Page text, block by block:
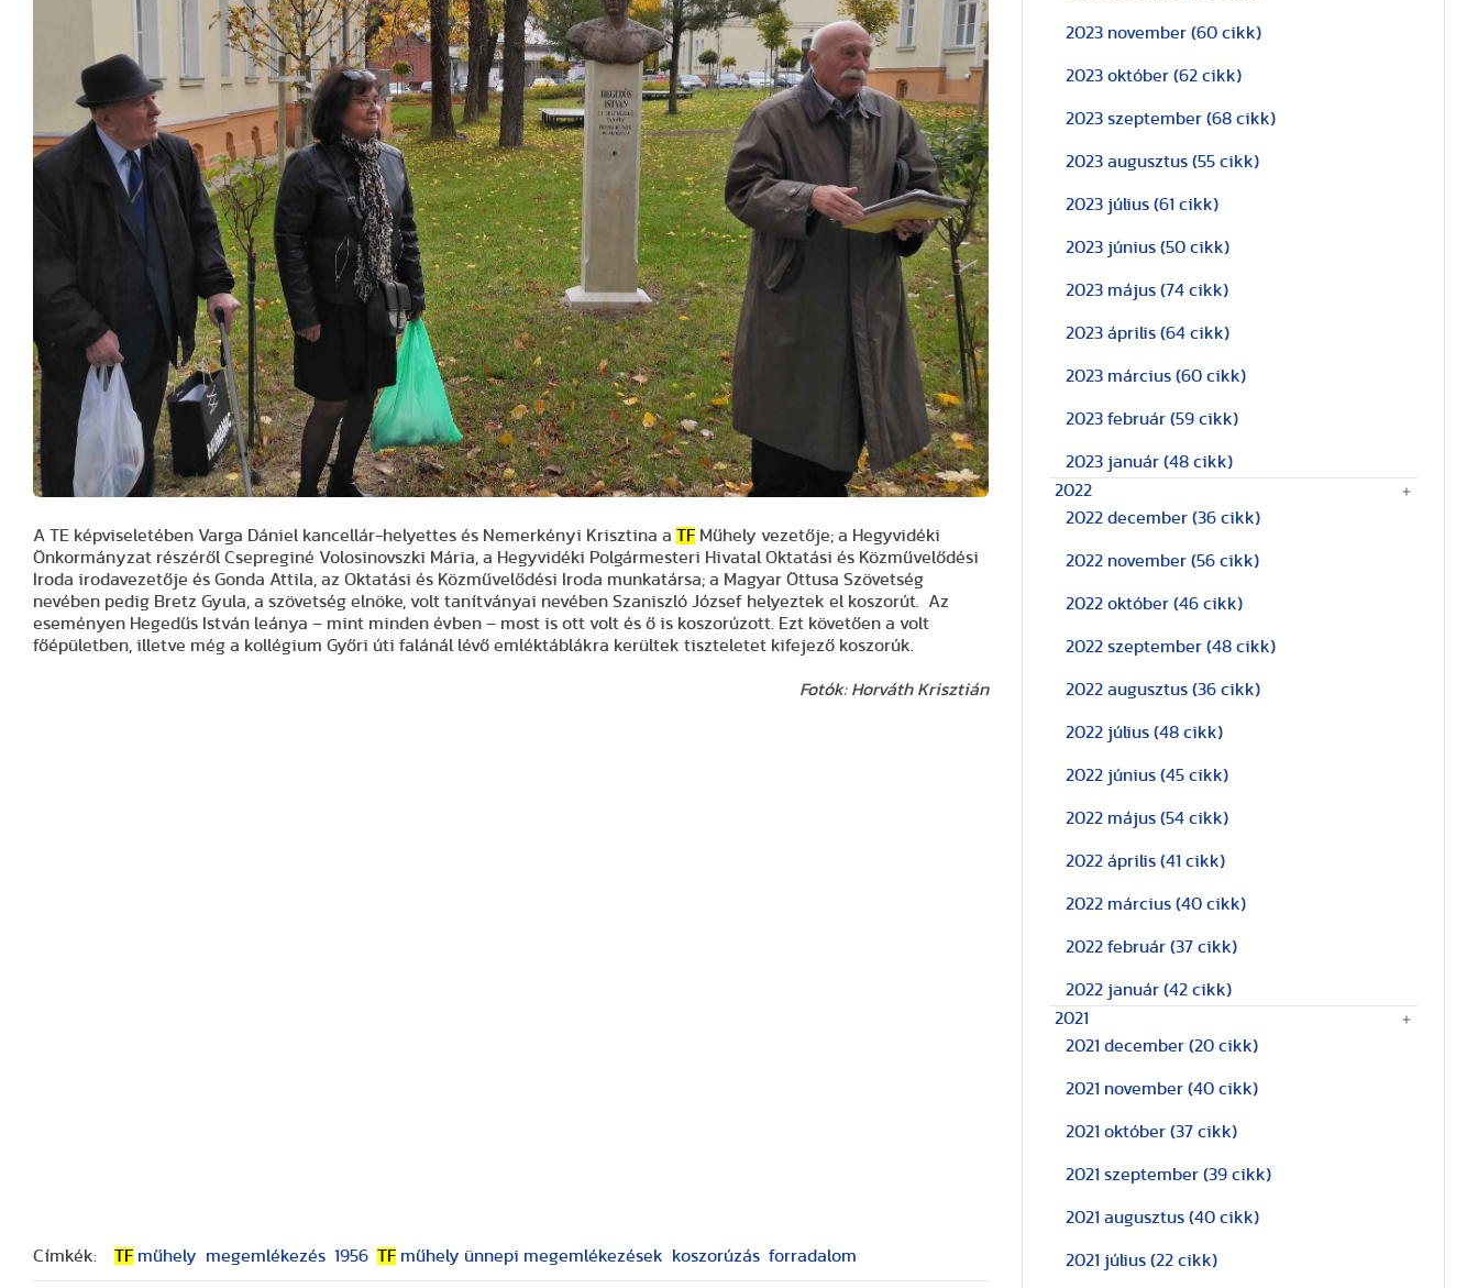
A TE képviseletében Varga Dániel kancellár-helyettes és Nemerkényi Krisztina a TF Műhely vezetője; a Hegyvidéki
Önkormányzat részéről Csepreginé Volosinovszki Mária, a Hegyvidéki Polgármesteri Hivatal Oktatási és Közművelődési
Iroda irodavezetője és Gonda Attila, az Oktatási és Közművelődési Iroda munkatársa; a Magyar Öttusa Szövetség
nevében pedig Bretz Gyula, a szövetség elnöke, volt tanítványai nevében Szaniszló József helyeztek el koszorút. Az
eseményen Hegedűs István leánya – mint minden évben – most is ott volt és ő is koszorúzott. Ezt követően a volt
főépületben, illetve még a kollégium Győri úti falánál lévő emléktáblákra kerültek tiszteletet kifejező koszorúk.
Fotók: Horváth Krisztián
Címkék: TF műhely megemlékezés 1956 TF műhely ünnepi megemlékezések koszorúzás forradalom
2023 november (60 cikk)
2023 október (62 cikk)
2023 szeptember (68 cikk)
2023 augusztus (55 cikk)
2023 július (61 cikk)
2023 június (50 cikk)
2023 május (74 cikk)
2023 április (64 cikk)
2023 március (60 cikk)
2023 február (59 cikk)
2023 január (48 cikk)
2022
2022 december (36 cikk)
2022 november (56 cikk)
2022 október (46 cikk)
2022 szeptember (48 cikk)
2022 augusztus (36 cikk)
2022 július (48 cikk)
2022 június (45 cikk)
2022 május (54 cikk)
2022 április (41 cikk)
2022 március (40 cikk)
2022 február (37 cikk)
2022 január (42 cikk)
2021
2021 december (20 cikk)
2021 november (40 cikk)
2021 október (37 cikk)
2021 szeptember (39 cikk)
2021 augusztus (40 cikk)
2021 július (22 cikk)